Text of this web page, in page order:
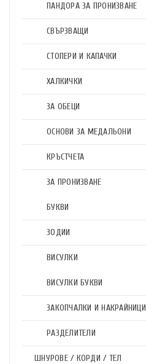
ПАНДОРА ЗА ПРОНИЗВАНЕ
СВЪРЗВАЩИ
СТОПЕРИ И КАПАЧКИ
ХАЛКИЧКИ
ЗА ОБЕЦИ
ОСНОВИ ЗА МЕДАЛЬОНИ
КРЪСТЧЕТА
ЗА ПРОНИЗВАНЕ
БУКВИ
ЗОДИИ
ВИСУЛКИ
ВИСУЛКИ БУКВИ
ЗАКОПЧАЛКИ И НАКРАЙНИЦИ
РАЗДЕЛИТЕЛИ
ШНУРОВЕ / КОРДИ / ТЕЛ